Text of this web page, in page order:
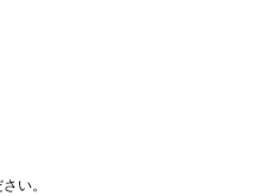
い。